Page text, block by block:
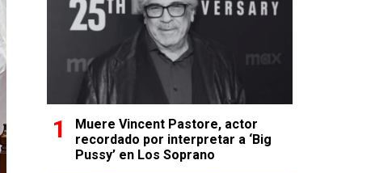
Muere Vincent Pastore, actor
recordado por interpretar a ‘Big
Pussy’ en Los Soprano